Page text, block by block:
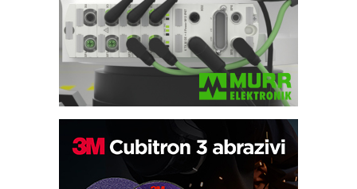
Bezbednost na prvom mestu!
IB BLUMENAUER - više od 40 godina
poverenja u industriji